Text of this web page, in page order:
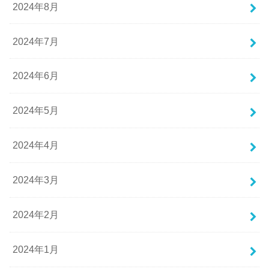
2024年8月
2024年7月
2024年6月
2024年5月
2024年4月
2024年3月
2024年2月
2024年1月